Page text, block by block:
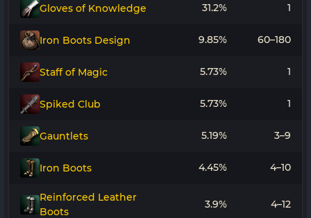
Gloves of Knowledge 31.2% 1
Iron Boots Design 9.85% 60–180
Staff of Magic 5.73% 1
Spiked Club 5.73% 1
Gauntlets 5.19% 3–9
Iron Boots 4.45% 4–10
Reinforced Leather
Boots
3.9% 4–12